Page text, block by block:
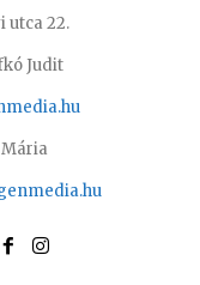
utca 22.
Judit